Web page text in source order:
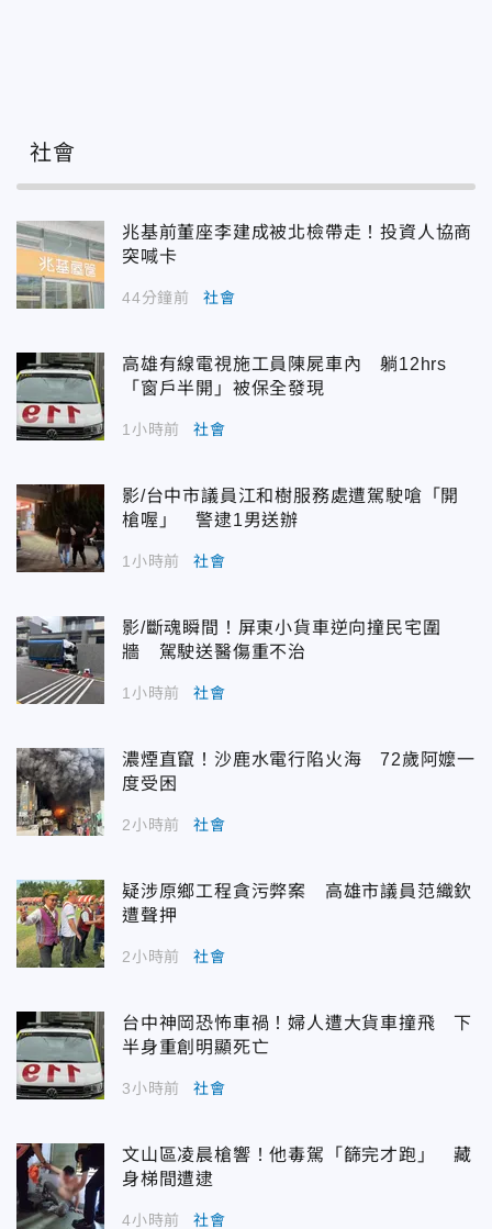
社會
兆基前董座李建成被北檢帶走！投資人協商
突喊卡
44分鐘前 社會
高雄有線電視施工員陳屍車內 躺12hrs
「窗戶半開」被保全發現
1小時前 社會
影/台中市議員江和樹服務處遭駕駛嗆「開
槍喔」 警逮1男送辦
1小時前 社會
影/斷魂瞬間！屏東小貨車逆向撞民宅圍
牆 駕駛送醫傷重不治
1小時前 社會
濃煙直竄！沙鹿水電行陷火海 72歲阿嬤一
度受困
2小時前 社會
疑涉原鄉工程貪污弊案 高雄市議員范織欽
遭聲押
2小時前 社會
台中神岡恐怖車禍！婦人遭大貨車撞飛 下
半身重創明顯死亡
3小時前 社會
文山區凌晨槍響！他毒駕「篩完才跑」 藏
身梯間遭逮
4小時前 社會